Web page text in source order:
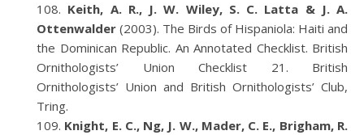
Keith, A. R., J. W. Wiley, S. C. Latta & J. A.
Ottenwalder (2003). The Birds of Hispaniola: Haiti and
the Dominican Republic. An Annotated Checklist. British
Ornithologists’ Union Checklist 21. British
Ornithologists’ Union and British Ornithologists’ Club,
Tring.
Knight, E. C., Ng, J. W., Mader, C. E., Brigham, R.